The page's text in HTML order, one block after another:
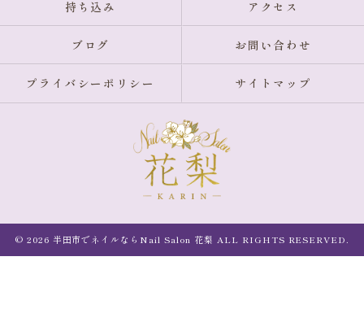
持ち込み アクセス
ブログ お問い合わせ
プライバシーポリシー サイトマップ
© 2026 半田市でネイルならNail Salon 花梨 ALL RIGHTS RESERVED.